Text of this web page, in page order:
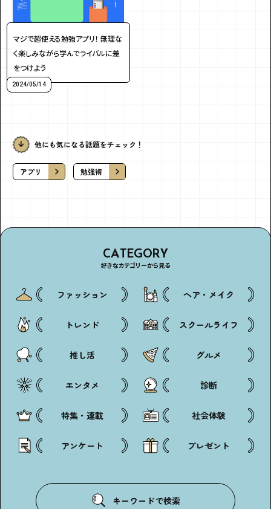
・個人情報について
・読者プレゼント
・利用規約
・お問い合わせ
・広告掲載のお問い合わせ
マジで超使える勉強アプリ！ 無理な
く楽しみながら学んでライバルに差
をつけよう
2024/05/14
他にも気になる話題をチェック！
アプリ 勉強術
CATEGORY
好きなカテゴリーから見る
ファッション ヘア・メイク
トレンド スクールライフ
推し活 グルメ
エンタメ 診断
特集・連載 社会体験
アンケート プレゼント
キーワードで検索